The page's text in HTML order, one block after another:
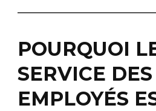
POURQUOI
SERVICE DES
EMPLOYÉS